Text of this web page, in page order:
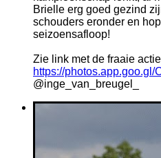
Brielle erg goed gezind
schouders eronder en
seizoensafloop!
Zie link met de fraaie
https://
@inge_van_breugel_